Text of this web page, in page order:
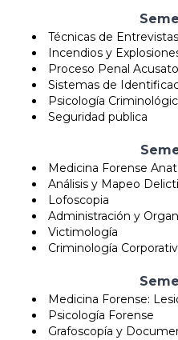
Técnicas de Entrevistas
Incendios y
Proceso Penal
Sistemas de
Psicología
Seguridad publica
Medicina Forense
Análisis y Mapeo
Lofoscopia
Administración y
Victimología
Criminología
Medicina Forense:
Psicología Forense
Grafoscopía y